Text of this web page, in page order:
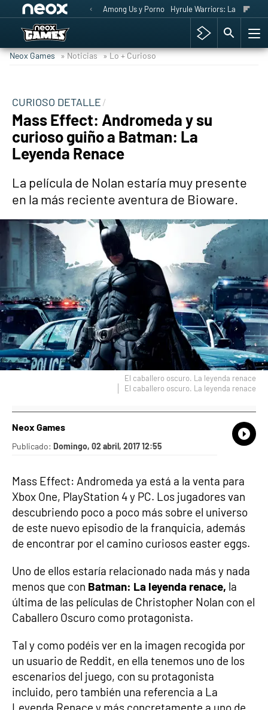
Among Us y Porno Hyrule Warriors: La Era del
Neox Games » Noticias » Lo + Curioso
CURIOSO DETALLE
Mass Effect: Andromeda y su
curioso guiño a Batman: La
Leyenda Renace
La película de Nolan estaría muy presente
en la más reciente aventura de Bioware.
El caballero oscuro. La leyenda renace
El caballero oscuro. La leyenda renace
Neox Games
Publicado: Domingo, 02 abril, 2017 12:55
Mass Effect: Andromeda ya está a la venta para
Xbox One, PlayStation 4 y PC. Los jugadores van
descubriendo poco a poco más sobre el universo
de este nuevo episodio de la franquicia, además
de encontrar por el camino curiosos easter eggs.
Uno de ellos estaría relacionado nada más y nada
menos que con Batman: La leyenda renace, la
última de las películas de Christopher Nolan con el
Caballero Oscuro como protagonista.
Tal y como podéis ver en la imagen recogida por
un usuario de Reddit, en ella tenemos uno de los
escenarios del juego, con su protagonista
incluido, pero también una referencia a La